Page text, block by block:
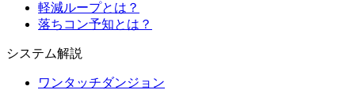
軽減ループとは？
落ちコン予知とは？
システム解説
ワンタッチダンジョン